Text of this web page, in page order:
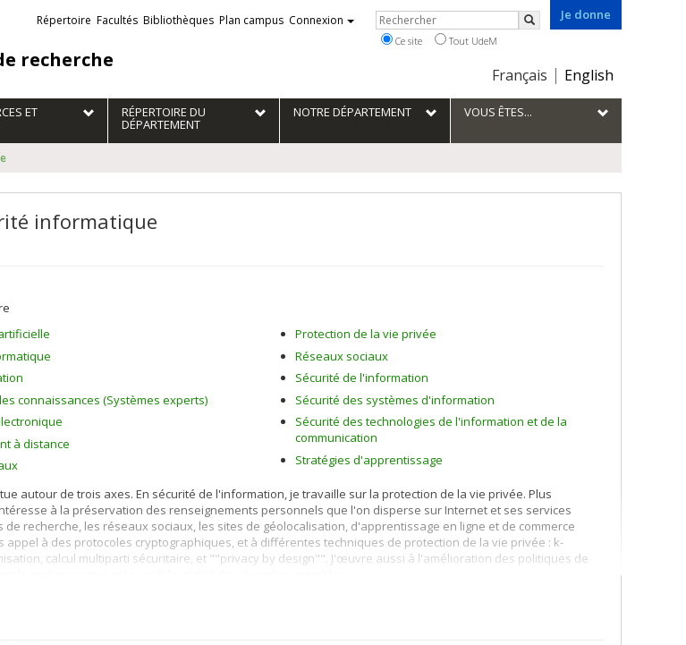
recherche
Je donne
Choix
la
langue
Français English
Liens
externes
Répertoire Facultés Bibliothèques Plan campus Connexion Rechercher
Rechercher
Ce site Tout UdeM
ET RÉPERTOIRE DU
DÉPARTEMENT
NOTRE DÉPARTEMENT VOUS ÊTES...
informatique
connaissances (Systèmes experts)
à distance
Protection de la vie privée
Réseaux sociaux
Sécurité de l'information
Sécurité des systèmes d'information
Sécurité des technologies de l'information et de la
communication
Stratégies d'apprentissage
autour de trois axes. En sécurité de l'information, je travaille sur la protection de la vie privée. Plus
à la préservation des renseignements personnels que l'on disperse sur Internet et ses services
de recherche, les réseaux sociaux, les sites de géolocalisation, d'apprentissage en ligne et de commerce
appel à des protocoles cryptographiques, et à différentes techniques de protection de la vie privée : k-
calcul multiparti sécuritaire, et ""privacy by design"". J'œuvre aussi à l'amélioration des politiques de
je m'intéresse à la personnalisation (acquisition du profil du client) et à la recommandation de produits
des algorithmes de filtrage démographique, par contenu, collaboratif, et hybride.